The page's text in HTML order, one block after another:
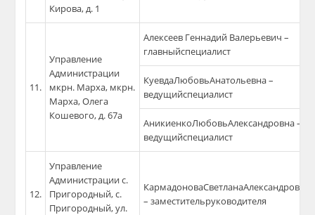
Кирова, д. 1
11.
Управление
Администрации
мкрн. Марха, мкрн.
Марха, Олега
Кошевого, д. 67а
Алексеев Геннадий Валерьевич –
главныйспециалист
КуевдаЛюбовьАнатольевна –
ведущийспециалист
АникиенкоЛюбовьАлександровна –
ведущийспециалист
12.
Управление
Администрации с.
Пригородный, с.
Пригородный, ул.
КармадоноваСветланаАлександровна
– заместительруководителя